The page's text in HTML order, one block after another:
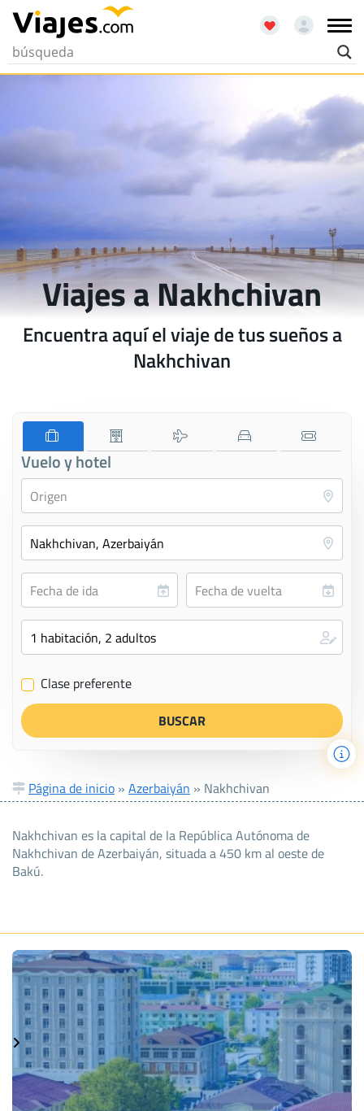
Viajes a Nakhchivan
Encuentra aquí el viaje de tus sueños a
Nakhchivan
Vuelo y hotel
✔ Clase preferente
Página de inicio » Azerbaiyán » Nakhchivan
Nakhchivan es la capital de la República Autónoma de
Nakhchivan de Azerbaiyán, situada a 450 km al oeste de
Bakú.